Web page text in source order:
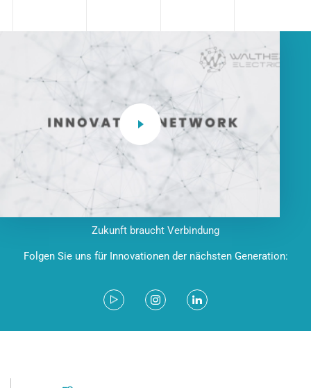
Zukunft braucht Verbindung
Folgen Sie uns für Innovationen der nächsten Generation: